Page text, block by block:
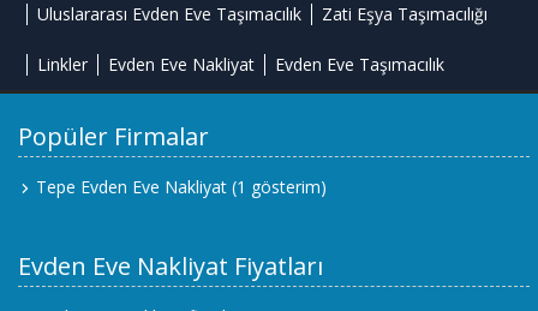
Uluslararası Evden Eve Taşımacılık Zati Eşya Taşımacılığı
Linkler Evden Eve Nakliyat Evden Eve Taşımacılık
Popüler Firmalar
Tepe Evden Eve Nakliyat (1 gösterim)
Evden Eve Nakliyat Fiyatları